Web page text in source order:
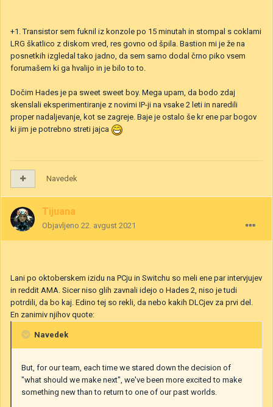
+1. Transistor sem fuknil iz konzole po 15 minutah in stompal s coklami
LRG škatlico z diskom vred, res govno od špila. Bastion mi je že na
posnetkih izgledal tako jadno, da sem samo dodal črno piko vsem
forumašem ki ga hvalijo in je bilo to to.
Dočim Hades je pa sweet sweet boy. Mega upam, da bodo zdaj
skenslali eksperimentiranje z novimi IP-ji na vsake 2 leti in naredili
proper nadaljevanje, kot se zagreje. Baje je ostalo še kr ene par bogov
ki jim je potrebno streti jajca
Navedek
Tijuana
Objavljeno 22. avgust 2021
Lani po oktoberskem izidu na PCju in Switchu so meli ene par intervjujev
in reddit AMA. Sicer niso glih zavnali idejo o Hades 2, niso je tudi
potrdili, da bo kaj. Edino tej so rekli, da nebo kakih DLCjev za prvi del.
En zanimiv njihov quote:
Navedek
But, for our team, each time we stared down the decision of
"what should we make next", we've been more excited to make
something new than to return to one of our past worlds.